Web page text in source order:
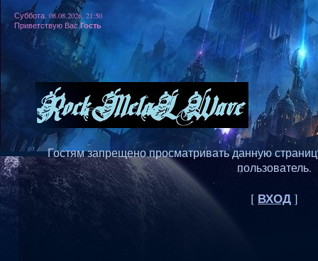
Суббота, 08.08.2026, 21:50
Приветствую Вас Гость
Гостям запрещено просматривать данную
пользователь.
[ ВХОД]